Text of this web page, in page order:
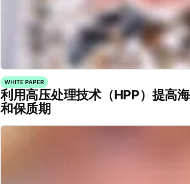
WHITE PAPER
利用高压处理技术（HPP）提高
和保质期